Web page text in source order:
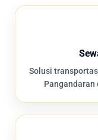
Solusi
Pangandaran